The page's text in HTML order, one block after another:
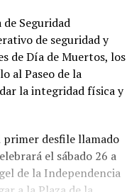
Seguridad
de seguridad y
de Día de Muertos, los
al Paseo de la
la integridad física y
desfile llamado
el sábado 26 a
de la Independencia